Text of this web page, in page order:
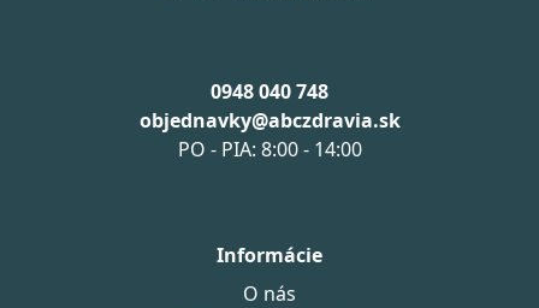
0948 040 748
objednavky@abczdravia.sk
PO - PIA: 8:00 - 14:00
Informácie
O nás